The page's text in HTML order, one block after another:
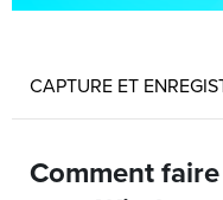
CAPTURE ET
Comment